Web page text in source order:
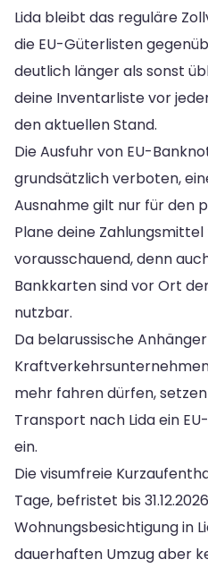
Lida bleibt das reguläre
die EU-Güterlisten
deutlich länger als sonst
deine Inventarliste vor
den aktuellen Stand.
Die Ausfuhr von EU-
grundsätzlich verboten,
Ausnahme gilt nur für den
Plane deine
vorausschauend, denn
Bankkarten sind vor Ort
nutzbar.
Da belarussische
mehr fahren dürfen,
Transport nach Lida ein
ein.
Die visumfreie
Tage, befristet bis
Wohnungsbesichtigung in
dauerhaften Umzug aber